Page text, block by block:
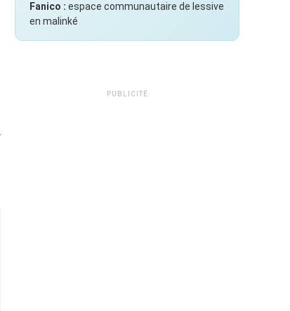
Fanico : espace communautaire de lessive
en malinké
PUBLICITÉ